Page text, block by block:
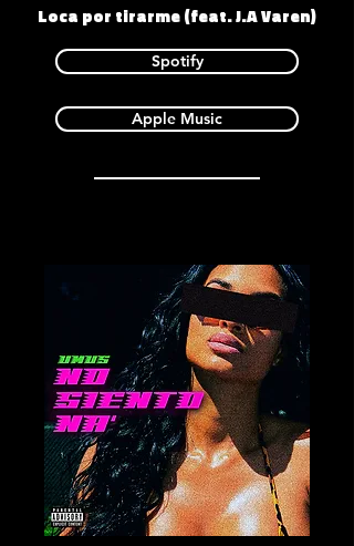
Loca por tirarme (feat. J.A Varen)
Spotify
Apple Music